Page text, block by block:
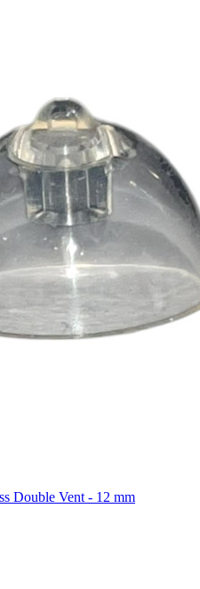
Double Vent - 12 mm